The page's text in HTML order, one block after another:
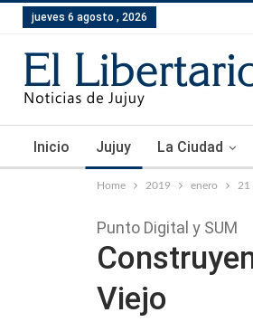
jueves 6 agosto , 2026
Inicio Jujuy La Ciudad
Home 2019 enero 21
Punto Digital y SUM
Viejo